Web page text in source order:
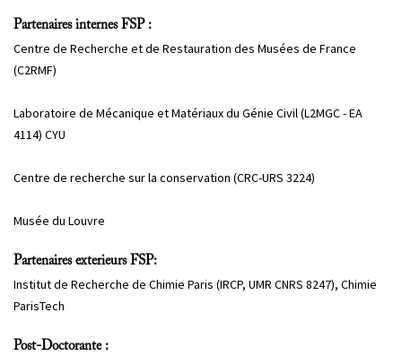
Partenaires internes FSP :
Centre de Recherche et de Restauration des Musées de France
(C2RMF)
Laboratoire de Mécanique et Matériaux du Génie Civil (L2MGC - EA
4114) CYU
Centre de recherche sur la conservation (CRC-URS 3224)
Musée du Louvre
Partenaires exterieurs FSP:
Institut de Recherche de Chimie Paris (IRCP, UMR CNRS 8247), Chimie
ParisTech
Post-Doctorante :